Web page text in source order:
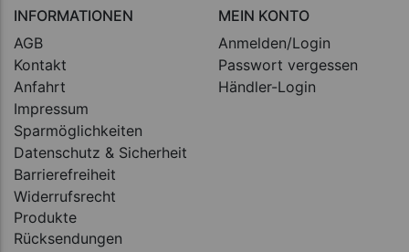
INFORMATIONEN
AGB
Kontakt
Anfahrt
Impressum
Sparmöglichkeiten
Datenschutz & Sicherheit
Barrierefreiheit
Widerrufsrecht
Produkte
Rücksendungen
MEIN KONTO
Anmelden/Login
Passwort vergessen
Händler-Login